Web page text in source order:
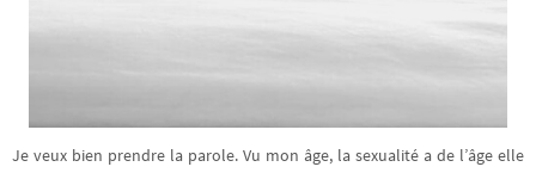
Je veux bien prendre la parole. Vu mon âge, la sexualité a de l’âge elle